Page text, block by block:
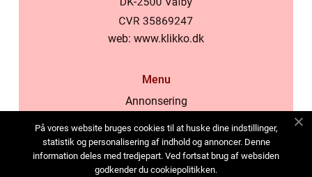
web: www.klikko.dk
Menu
Annonsering
Cookies
Kontakta oss
På vores website bruges cookies til at huske dine indstillinger,
statistik og personalisering af indhold og annoncer. Denne
information deles med tredjepart. Ved fortsat brug af websiden
godkender du cookiepolitikken.